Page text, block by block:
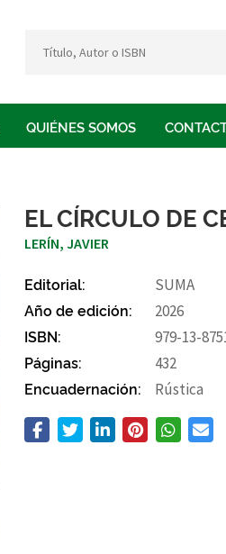
QUIÉNES SOMOS
EL CÍRCULO DE
LERÍN, JAVIER
Editorial:
SUMA
Año de edición:
2026
ISBN:
979-13-
Páginas:
432
Encuadernación:
Rústica